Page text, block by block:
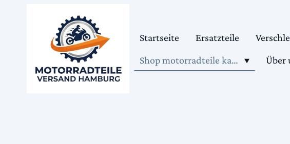
Startseite Ersatzteile
Shop motorradteile kaufen
Über